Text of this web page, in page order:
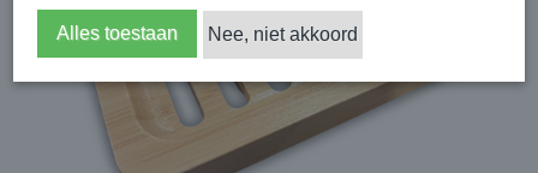
Alles toestaan Nee, niet akkoord